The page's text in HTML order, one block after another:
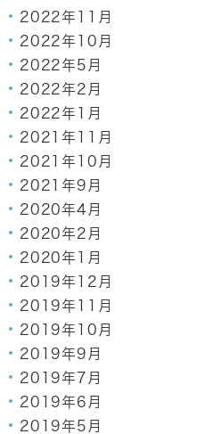
2022年11月
2022年10月
2022年5月
2022年2月
2022年1月
2021年11月
2021年10月
2021年9月
2020年4月
2020年2月
2020年1月
2019年12月
2019年11月
2019年10月
2019年9月
2019年7月
2019年6月
2019年5月